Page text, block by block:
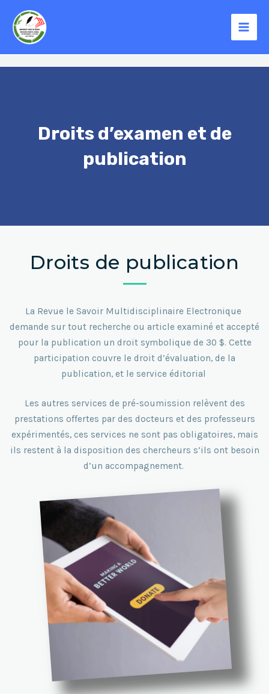
contenu
Droits d’examen et de
publication
Droits de publication
La Revue le Savoir Multidisciplinaire Electronique
demande sur tout recherche ou article examiné et accepté
pour la publication un droit symbolique de 30 $. Cette
participation couvre le droit d’évaluation, de la
publication, et le service éditorial
Les autres services de pré-soumission relèvent des
prestations offertes par des docteurs et des professeurs
expérimentés, ces services ne sont pas obligatoires, mais
ils restent à la disposition des chercheurs s’ils ont besoin
d’un accompagnement.